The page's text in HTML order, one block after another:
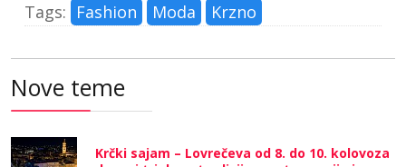
Tags: Fashion Moda Krzno
Nove teme
Krčki sajam – Lovrečeva od 8. do 10. kolovoza